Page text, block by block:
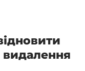
видалення